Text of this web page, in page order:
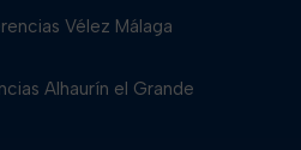
Vélez Málaga
Alhaurín el Grande